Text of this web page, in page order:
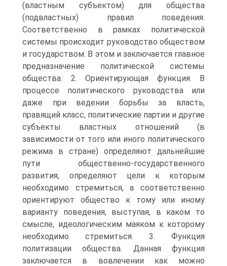
(властным субъектом) для общества
(подвластных) правил поведения.
Соответственно в рамках политической
системы происходит руководство обществом
и государством. В этом и заключается главное
предназначение политической системы
общества. 2. Ориентирующая функция. В
процессе политического руководства или
даже при ведении борьбы за власть,
правящий класс, политические партии и другие
субъекты властных отношений (в
зависимости от того или иного политического
режима в стране) определяют дальнейшие
пути общественно-государственного
развития, определяют цели к которым
необходимо стремиться, а соответственно
ориентируют общество к тому или иному
варианту поведения, выступая, в каком то
смысле, идеологическим маяком к которому
необходимо стремиться. 3. Функция
политизации общества. Данная функция
заключается в вовлечении как можно